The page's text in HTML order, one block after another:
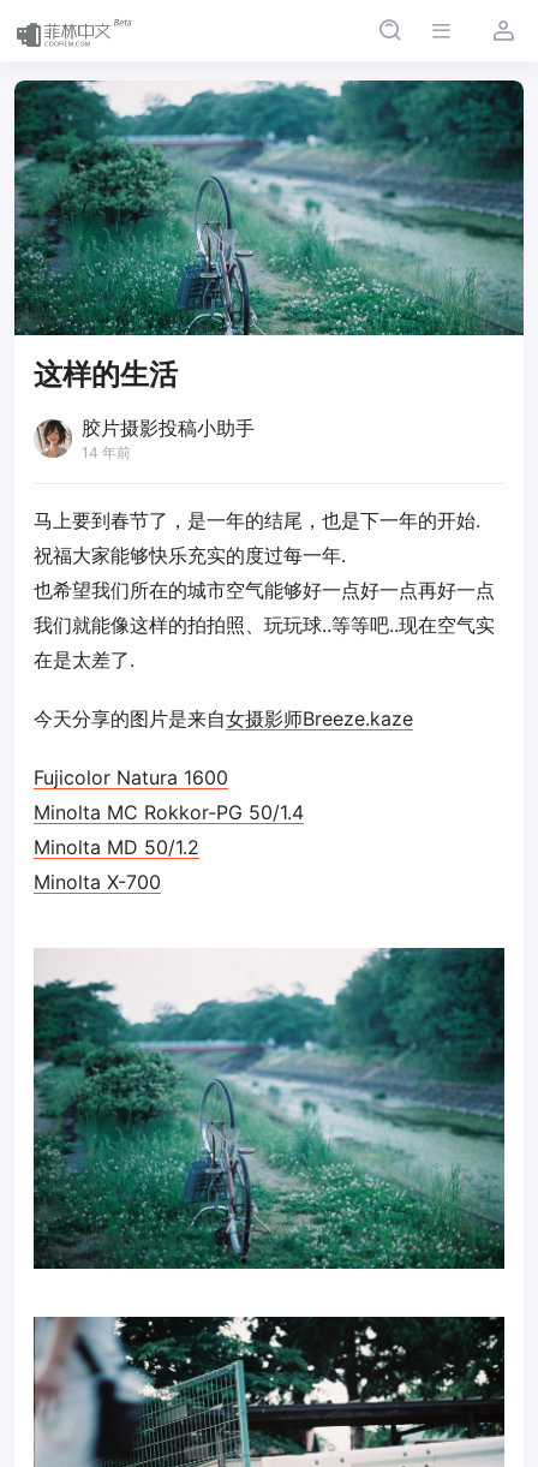
这样的生活
胶片摄影投稿小助手
14 年前
马上要到春节了，是一年的结尾，也是下一年的开始.
祝福大家能够快乐充实的度过每一年.
也希望我们所在的城市空气能够好一点好一点再好一点
我们就能像这样的拍拍照、玩玩球..等等吧..现在空气实
在是太差了.
今天分享的图片是来自女摄影师Breeze.kaze
Fujicolor Natura 1600
Minolta MC Rokkor-PG 50/1.4
Minolta MD 50/1.2
Minolta X-700